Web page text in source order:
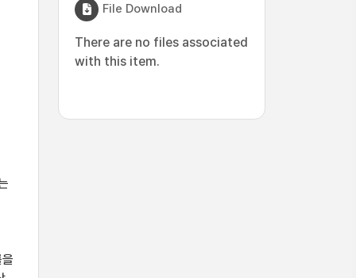
File Download
There are no files associated
with this item.